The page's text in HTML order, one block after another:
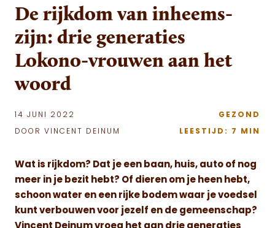
De rijkdom van inheems-
zijn: drie generaties
Lokono-vrouwen aan het
woord
14 JUNI 2022
DOOR VINCENT DEINUM
GEZOND
LEESTIJD: 7 MIN
Wat is rijkdom? Dat je een baan, huis, auto of nog
meer in je bezit hebt? Of dieren om je heen hebt,
schoon water en een rijke bodem waar je voedsel
kunt verbouwen voor jezelf en de gemeenschap?